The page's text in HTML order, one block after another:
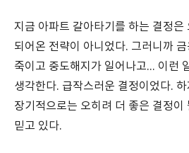
지금 아파트 갈아타기를 하는 결정은
되어온 전략이 아니었다. 그러니까
죽이고 중도해지가 일어나고... 이런
생각한다. 급작스러운 결정이었다.
장기적으로는 오히려 더 좋은 결정이
믿고 있다.